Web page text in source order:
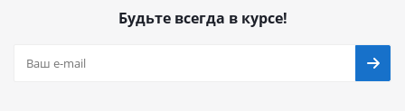
Будьте всегда в курсе!